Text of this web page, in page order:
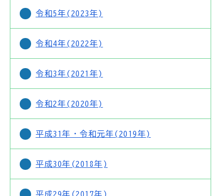
令和5年(2023年)
令和4年(2022年)
令和3年(2021年)
令和2年(2020年)
平成31年・令和元年(2019年)
平成30年(2018年)
平成29年(2017年)